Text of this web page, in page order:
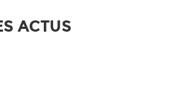
ACTUS